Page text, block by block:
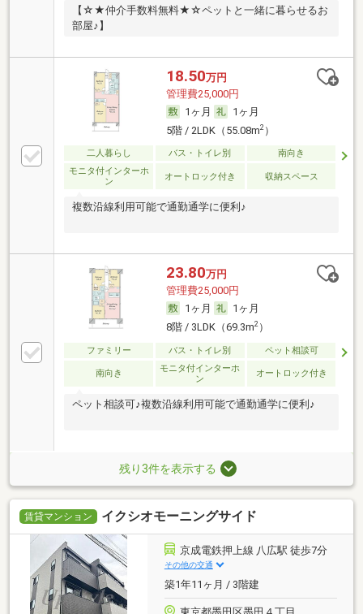
【☆★仲介手数料無料★☆ペットと一緒に暮らせるお
部屋♪】
18.50万円
管理費25,000円
1ヶ月
1ヶ月
5階 / 2LDK（55.08m2）
二人暮らし バス・トイレ別
南向き
モニタ付インターホ
ン
オートロック付き 収納スペース
複数沿線利用可能で通勤通学に便利♪
23.80万円
管理費25,000円
1ヶ月
1ヶ月
8階 / 3LDK（69.3m2）
ファミリー バス・トイレ別 ペット相談可
南向き
モニタ付インターホ
ン
オートロック付き
ペット相談可♪複数沿線利用可能で通勤通学に便利♪
残り3件を表示する
賃貸マンション イクシオモーニングサイド
京成電鉄押上線 八広駅 徒歩7分
その他の交通
築1年11ヶ月 / 3階建